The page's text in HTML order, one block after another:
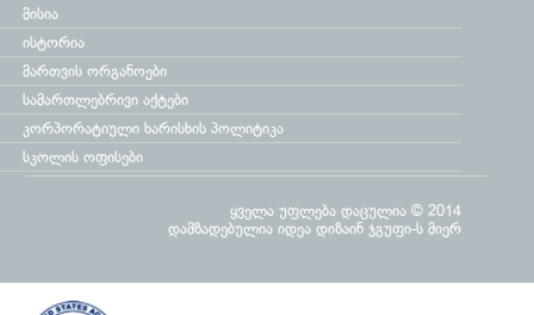
მისია
ისტორია
მართვის ორგანოები
სამართლებრივი აქტები
კორპორატიული ხარისხის პოლიტიკა
სკოლის ოფისები
ყველა უფლება დაცულია © 2014
დამზადებულიაიდეა დიზაინ ჯგუფი-ს მიერ